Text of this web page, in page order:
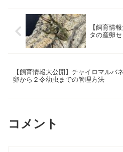
【飼育情
タの産卵
【飼育情報大公開】チャイロマルバ
卵から２令幼虫までの管理方法
コメント